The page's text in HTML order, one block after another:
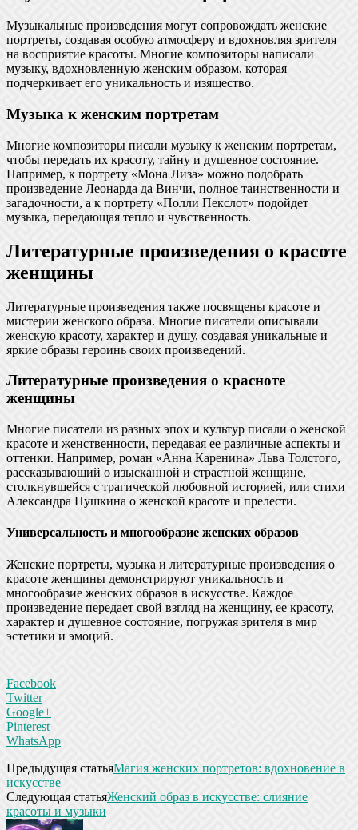
Музыкальные произведения могут сопровождать женские
портреты, создавая особую атмосферу и вдохновляя зрителя
на восприятие красоты. Многие композиторы написали
музыку, вдохновленную женским образом, которая
подчеркивает его уникальность и изящество.
Музыка к женским портретам
Многие композиторы писали музыку к женским портретам,
чтобы передать их красоту, тайну и душевное состояние.
Например, к портрету «Мона Лиза» можно подобрать
произведение Леонарда да Винчи, полное таинственности и
загадочности, а к портрету «Полли Пекслот» подойдет
музыка, передающая тепло и чувственность.
Литературные произведения о красоте
женщины
Литературные произведения также посвящены красоте и
мистерии женского образа. Многие писатели описывали
женскую красоту, характер и душу, создавая уникальные и
яркие образы героинь своих произведений.
Литературные произведения о красноте
женщины
Многие писатели из разных эпох и культур писали о женской
красоте и женственности, передавая ее различные аспекты и
оттенки. Например, роман «Анна Каренина» Льва Толстого,
рассказывающий о изысканной и страстной женщине,
столкнувшейся с трагической любовной историей, или стихи
Александра Пушкина о женской красоте и прелести.
Универсальность и многообразие женских образов
Женские портреты, музыка и литературные произведения о
красоте женщины демонстрируют уникальность и
многообразие женских образов в искусстве. Каждое
произведение передает свой взгляд на женщину, ее красоту,
характер и душевное состояние, погружая зрителя в мир
эстетики и эмоций.
Facebook
Twitter
Google+
Pinterest
WhatsApp
Предыдущая статьяМагия женских портретов: вдохновение в
искусстве
Следующая статьяЖенский образ в искусстве: слияние
красоты и музыки